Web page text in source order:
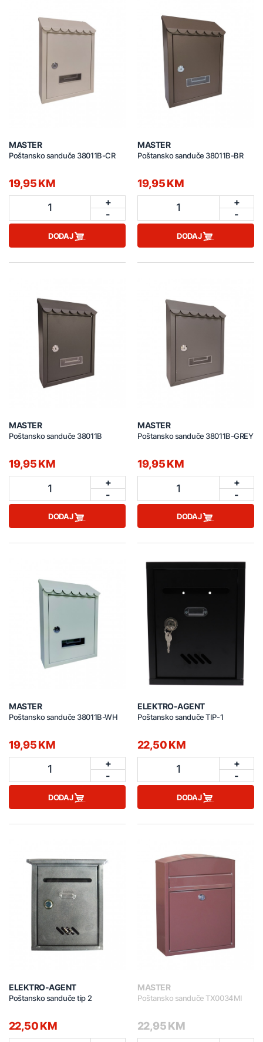
MASTER
Poštansko sanduče 38011B-CR
19,95 KM
1
+
-
DODAJ
MASTER
Poštansko sanduče 38011B-BR
19,95 KM
1
+
-
DODAJ
MASTER
Poštansko sanduče 38011B
19,95 KM
1
+
-
DODAJ
MASTER
Poštansko sanduče 38011B-GREY
19,95 KM
1
+
-
DODAJ
MASTER
Poštansko sanduče 38011B-WH
19,95 KM
1
+
-
DODAJ
ELEKTRO-AGENT
Poštansko sanduče TIP-1
22,50 KM
1
+
-
DODAJ
ELEKTRO-AGENT
Poštansko sanduče tip 2
22,50 KM
MASTER
Poštansko sanduče TX0034MI
22,95 KM